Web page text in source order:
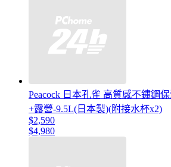
Peacock 日本孔雀 高質感不鏽鋼
+露營-9.5L(日本製)(附接水杯x2)
$2,590
$4,980